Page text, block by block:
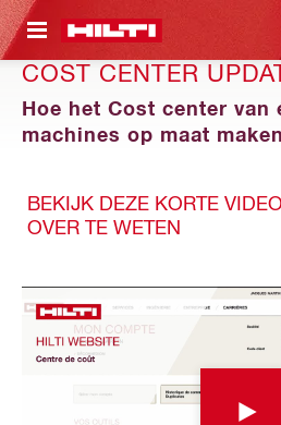
HOOFDINHOUD
COST CENTER
Hoe het Cost center van
machines op maat maken
BEKIJK DEZE KORTE
OVER TE WETEN